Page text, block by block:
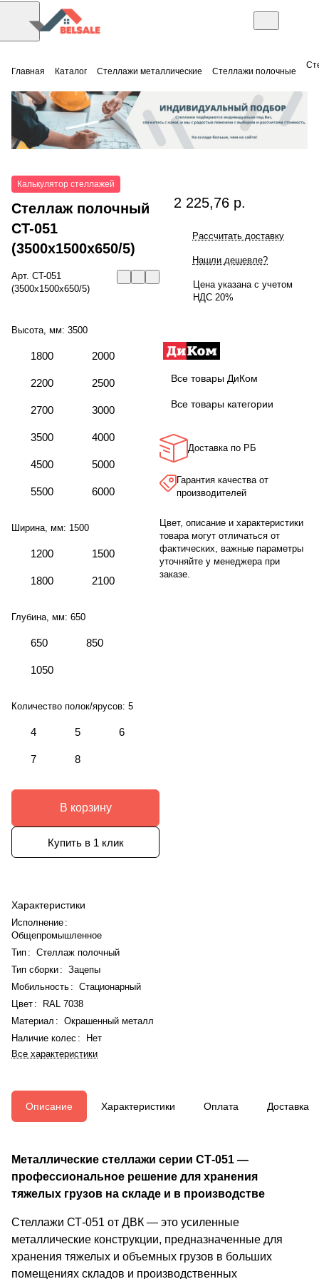
Главная Каталог Стеллажи металлические Стеллажи полочные
Калькулятор стеллажей
Стеллаж полочный
СT-051
(3500x1500x650/5)
Арт. СT-051
(3500x1500x650/5)
Высота, мм: 3500
1800 2000
2200 2500
2700 3000
3500 4000
4500 5000
5500 6000
Ширина, мм: 1500
1200 1500
1800 2100
Глубина, мм: 650
650 850
1050
Количество полок/ярусов: 5
4 5 6
7 8
В корзину
Купить в 1 клик
Характеристики
Исполнение :
Общепромышленное
Тип : Стеллаж полочный
Тип сборки: Зацепы
Мобильность : Стационарный
Цвет :
RAL 7038
Материал : Окрашенный металл
Наличие колес :
Нет
Все характеристики
2 225,76 р.
Рассчитать доставку
Нашли дешевле?
Цена указана с учетом
НДС 20%
Все товары ДиКом
Все товары категории
Доставка по РБ
Гарантия качества от
производителей
Цвет, описание и характеристики
товара могут отличаться от
фактических, важные параметры
уточняйте у менеджера при
заказе.
Описание Характеристики Оплата Доставка
Металлические стеллажи серии СТ-051 —
профессиональное решение для хранения
тяжелых грузов на складе и в производстве
Стеллажи СТ-051 от ДВК — это усиленные
металлические конструкции, предназначенные для
хранения тяжелых и объемных грузов в больших
помещениях складов и производственных